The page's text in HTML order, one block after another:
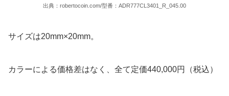
出典：robertocoin.com/型番：ADR777CL3401_R_045.00
サイズは20mm×20mm。
カラーによる価格差はなく、全て定価440,000円（税込）